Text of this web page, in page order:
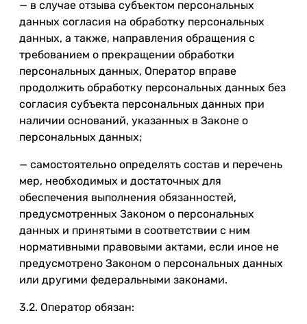
— в случае отзыва субъектом персональных
данных согласия на обработку персональных
данных, а также, направления обращения с
требованием о прекращении обработки
персональных данных, Оператор вправе
продолжить обработку персональных данных без
согласия субъекта персональных данных при
наличии оснований, указанных в Законе о
персональных данных;
— самостоятельно определять состав и перечень
мер, необходимых и достаточных для
обеспечения выполнения обязанностей,
предусмотренных Законом о персональных
данных и принятыми в соответствии с ним
нормативными правовыми актами, если иное не
предусмотрено Законом о персональных данных
или другими федеральными законами.
3.2. Оператор обязан: